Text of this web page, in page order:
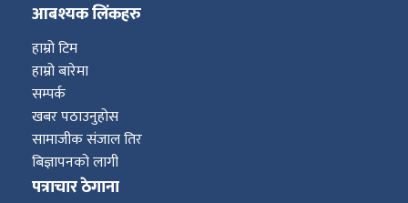
आबश्यक लिंकहरु
हाम्रो टिम
हाम्रो बारेमा
सम्पर्क
खबर पठाउनुहोस
सामाजीक संजाल तिर
बिज्ञापनको लागी
पत्राचार ठेगाना